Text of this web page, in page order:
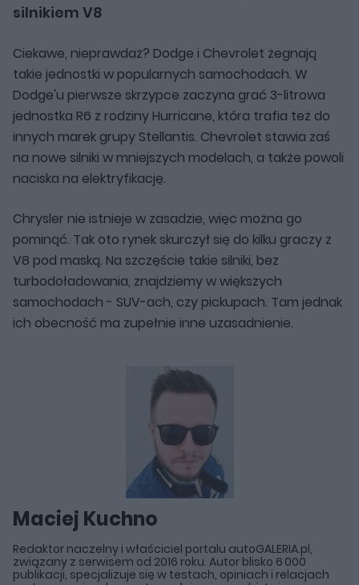
silnikiem V8
Ciekawe, nieprawdaż? Dodge i Chevrolet żegnają
takie jednostki w popularnych samochodach. W
Dodge'u pierwsze skrzypce zaczyna grać 3-litrowa
jednostka R6 z rodziny Hurricane, która trafia też do
innych marek grupy Stellantis. Chevrolet stawia zaś
na nowe silniki w mniejszych modelach, a także powoli
naciska na elektryfikację.
Chrysler nie istnieje w zasadzie, więc można go
pominąć. Tak oto rynek skurczył się do kilku graczy z
V8 pod maską. Na szczęście takie silniki, bez
turbodoładowania, znajdziemy w większych
samochodach - SUV-ach, czy pickupach. Tam jednak
ich obecność ma zupełnie inne uzasadnienie.
Maciej Kuchno
Redaktor naczelny i właściciel portalu autoGALERIA.pl,
związany z serwisem od 2016 roku. Autor blisko 6 000
publikacji, specjalizuje się w testach, opiniach i relacjach